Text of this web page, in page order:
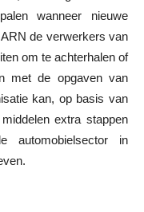
wanneer nieuwe
de verwerkers van
om te achterhalen of
met de opgaven van
kan, op basis van
extra stappen
automobielsector in